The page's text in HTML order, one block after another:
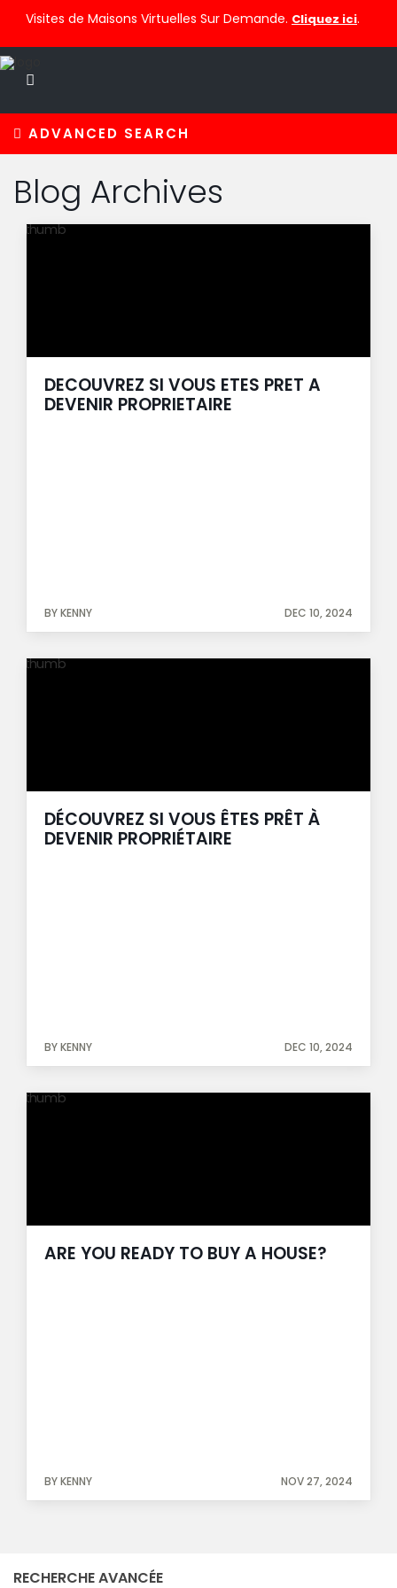
Visites de Maisons Virtuelles Sur Demande. Cliquez ici.
ADVANCED SEARCH
Blog Archives
DECOUVREZ SI VOUS ETES PRET A
DEVENIR PROPRIETAIRE
BY KENNY DEC 10, 2024
DÉCOUVREZ SI VOUS ÊTES PRÊT À
DEVENIR PROPRIÉTAIRE
BY KENNY DEC 10, 2024
ARE YOU READY TO BUY A HOUSE?
BY KENNY NOV 27, 2024
RECHERCHE AVANCÉE